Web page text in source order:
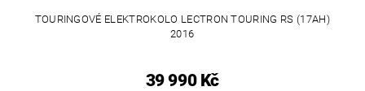
TOURINGOVÉ ELEKTROKOLO LECTRON TOURING RS (17AH)
2016
39 990 Kč